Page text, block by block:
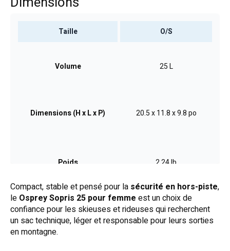
Taille O/S
Volume 25 L
Dimensions (H x L x P) 20.5 x 11.8 x 9.8 po
Poids 2.24 lb
Compact, stable et pensé pour la sécurité en hors-piste,
le Osprey Sopris 25 pour femme est un choix de
confiance pour les skieuses et rideuses qui recherchent
un sac technique, léger et responsable pour leurs sorties
en montagne.